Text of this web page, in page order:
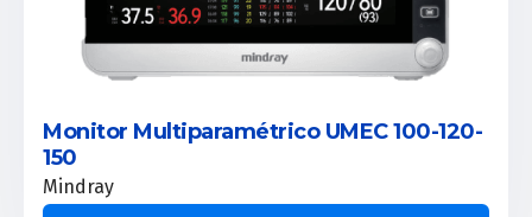
Monitor Multiparamétrico UMEC 100-120-
150
Mindray